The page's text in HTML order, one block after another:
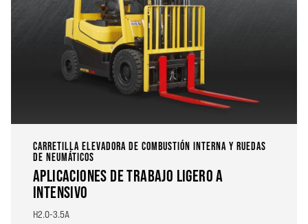
CARRETILLA ELEVADORA DE COMBUSTIÓN INTERNA Y RUEDAS
DE NEUMÁTICOS
APLICACIONES DE TRABAJO LIGERO A
INTENSIVO
H2.0-3.5A